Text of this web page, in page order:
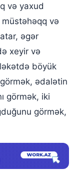
və yaxud
müstəhəqq və
əgər
xeyir və
böyük
ədalətin
görmək, iki
görmək,